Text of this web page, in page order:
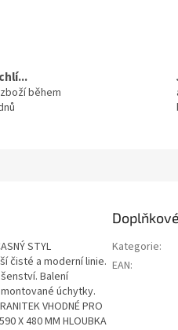
během
STYL
čisté a moderní linie.
Balení
úchytky.
VHODNÉ PRO
X 480 MM HLOUBKA
Kategorie:
EAN: